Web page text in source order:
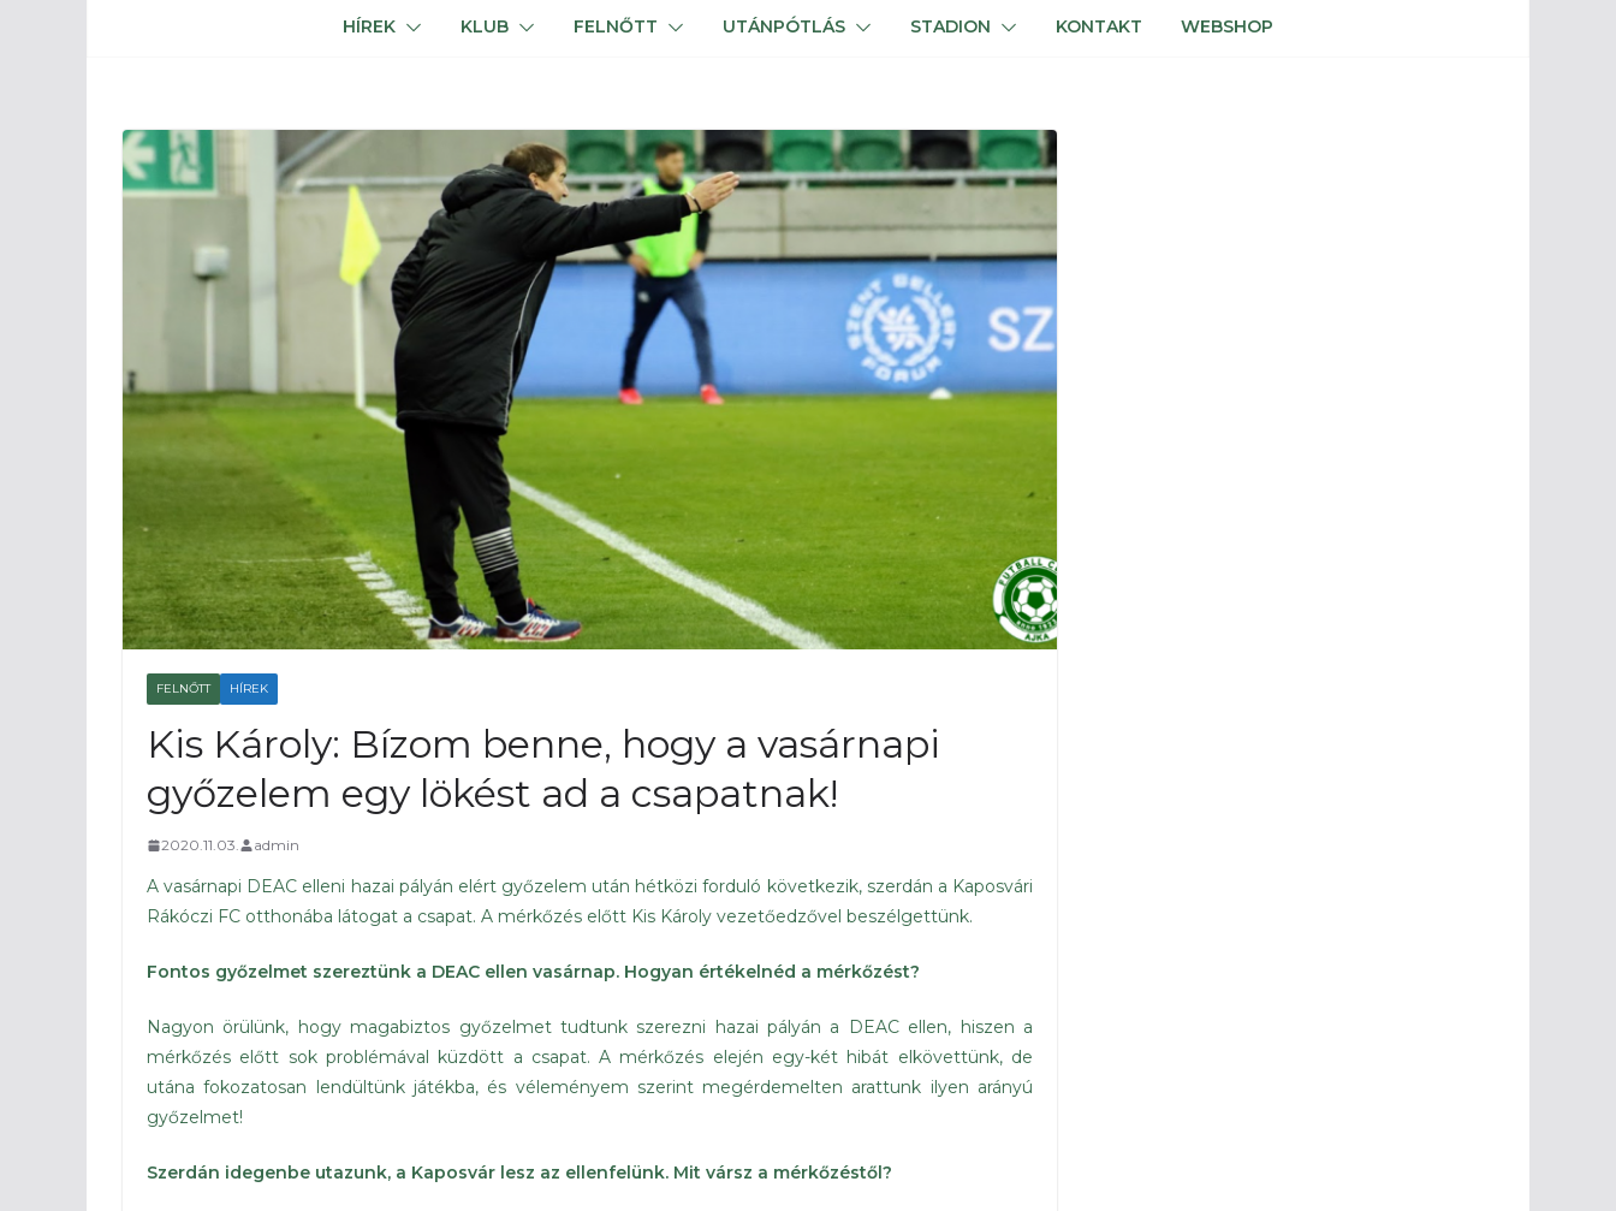
HÍREK KLUB FELNŐTT UTÁNPÓTLÁS STADION KONTAKT WEBSHOP
FELNŐTT HÍREK
Kis Károly: Bízom benne, hogy a vasárnapi
győzelem egy lökést ad a csapatnak!
2020.11.03. admin
A vasárnapi DEAC elleni hazai pályán elért győzelem után hétközi forduló következik, szerdán a Kaposvári
Rákóczi FC otthonába látogat a csapat. A mérkőzés előtt Kis Károly vezetőedzővel beszélgettünk.
Fontos győzelmet szereztünk a DEAC ellen vasárnap. Hogyan értékelnéd a mérkőzést?
Nagyon örülünk, hogy magabiztos győzelmet tudtunk szerezni hazai pályán a DEAC ellen, hiszen a
mérkőzés előtt sok problémával küzdött a csapat. A mérkőzés elején egy-két hibát elkövettünk, de
utána fokozatosan lendültünk játékba, és véleményem szerint megérdemelten arattunk ilyen arányú
győzelmet!
Szerdán idegenbe utazunk, a Kaposvár lesz az ellenfelünk. Mit vársz a mérkőzéstől?